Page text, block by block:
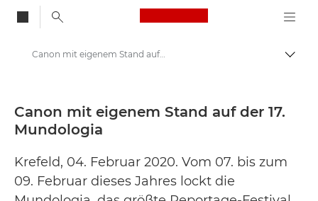
Canon Logo, back
Auf
Newsroom
Canon mit eigenem Stand auf der 17. Mundologia - Canon Presse Center
Canon mit eigenem Stand auf der 17.
Mundologia
Krefeld, 04. Februar 2020. Vom 07. bis zum
09. Februar dieses Jahres lockt die